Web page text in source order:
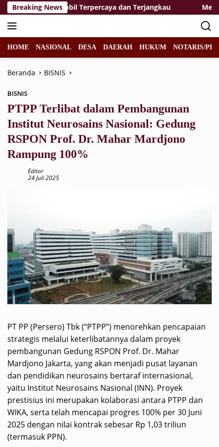
Langsung
ke
konten
Breaking NewsMobil Terpercaya dan Terjangkau
HOME NASIONAL DESA DAERAH HUKUM NOTARIS/
Beranda BISNIS
BISNIS
PTPP Terlibat dalam Pembangunan
Institut Neurosains Nasional: Gedung
RSPON Prof. Dr. Mahar Mardjono
Rampung 100%
Editor
24 Juli 2025
PT PP (Persero) Tbk (“PTPP”) menorehkan pencapaian
strategis melalui keterlibatannya dalam proyek
pembangunan Gedung RSPON Prof. Dr. Mahar
Mardjono Jakarta, yang akan menjadi pusat layanan
dan pendidikan neurosains bertaraf internasional,
yaitu Institut Neurosains Nasional (INN). Proyek
prestisius ini merupakan kolaborasi antara PTPP dan
WIKA, serta telah mencapai progres 100% per 30 Juni
2025 dengan nilai kontrak sebesar Rp 1,03 triliun
(termasuk PPN).